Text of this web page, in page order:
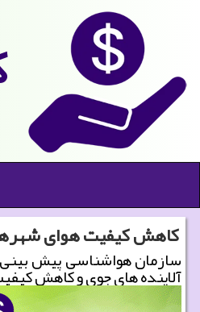
کاهش کیفیت هوای شهرهای
سازمان هواشناسی پیش
آلاینده های جوی و کاهش